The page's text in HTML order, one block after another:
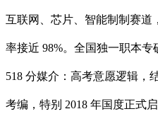
互联网、芯片、智能制制赛道
率接近 98%。全国独一职本专
518 分媒介：高考意愿逻辑，
考编，特别 2018 年国度正式